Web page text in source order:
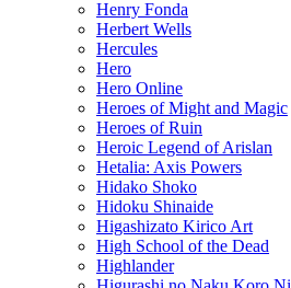
Henry Fonda
Herbert Wells
Hercules
Hero
Hero Online
Heroes of Might and Magic
Heroes of Ruin
Heroic Legend of Arislan
Hetalia: Axis Powers
Hidako Shoko
Hidoku Shinaide
Higashizato Kirico Art
High School of the Dead
Highlander